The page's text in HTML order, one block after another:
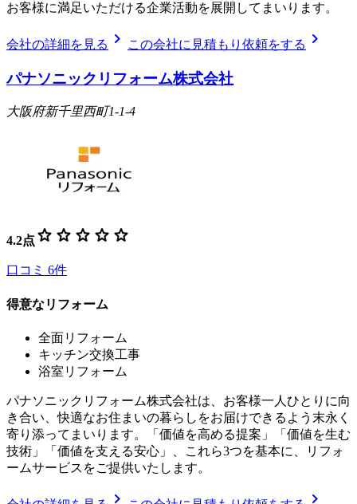
お客様に満足いただける企業活動を展開してまいります。
会社の詳細を見る chevron_right この会社に見積もり依頼をする chevron_right
パナソニックリフォーム株式会社
大阪府新千里西町1-1-4
4.2点 star star star star star
口コミ 6件
得意なリフォーム
全面リフォーム
キッチン交換工事
浴室リフォーム
パナソニックリフォーム株式会社は、お客様一人ひとりに向
き合い、快適なお住まいの暮らしをお届けできるよう末永く
寄り添ってまいります。「価値を高める提案」「価値を生む
技術」「価値を支える安心」、これら3つを基本に、リフォ
ームサービスをご提供いたします。
chevron_right chevron_right